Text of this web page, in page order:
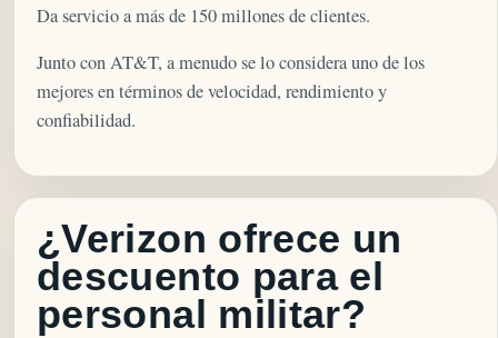
Da servicio a más de 150 millones de clientes.
Junto con AT&T, a menudo se lo considera uno de los
mejores en términos de velocidad, rendimiento y
confiabilidad.
¿Verizon ofrece un
descuento para el
personal militar?